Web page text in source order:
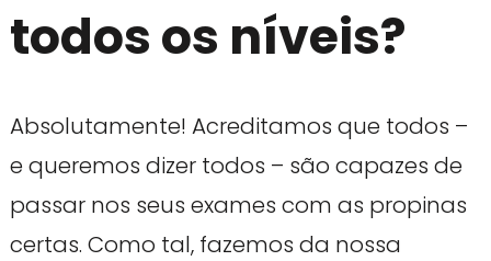
todos os níveis?
Absolutamente! Acreditamos que todos –
e queremos dizer todos – são capazes de
passar nos seus exames com as propinas
certas. Como tal, fazemos da nossa